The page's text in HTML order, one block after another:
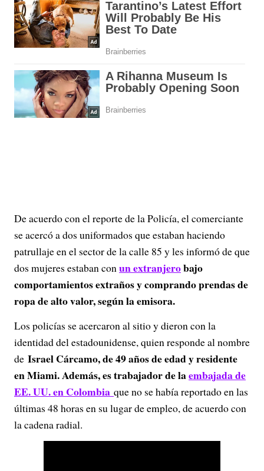
De acuerdo con el reporte de la Policía, el comerciante
se acercó a dos uniformados que estaban haciendo
patrullaje en el sector de la calle 85 y les informó de que
dos mujeres estaban conun extranjerobajo
comportamientos extraños y comprando prendas de
ropa de alto valor, según la emisora.
Los policías se acercaron al sitio y dieron con la
identidad del estadounidense, quien responde al nombre
de Israel Cárcamo, de 49 años de edad y residente
en Miami. Además, es trabajador de laembajada de
EE. UU. en Colombia que no se había reportado en las
últimas 48 horas en su lugar de empleo, de acuerdo con
la cadena radial.